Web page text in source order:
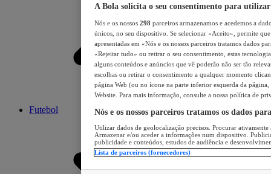
Futebol
A Bola solicita o seu consentimento para utilizar
Nós e os nossos 298 parceiros armazenamos e acedemos a
únicos, no seu dispositivo. Se selecionar «Aceito», permite
apresentadas em «Nós e os nossos parceiros tratamos dados
«Rejeitar tudo» ou retirar o seu consentimento, estas
alguns conteúdos e anúncios que vê poderão não ser tão
escolhas ou retirar o consentimento a qualquer momento
página Web (ou no ícone na parte inferior esquerda da página,
Website. Para mais informação, consulte a nossa política de
Nós e os nossos parceiros tratamos os dados
Utilizar dados de geolocalização precisos. Procurar
Armazenar e/ou aceder a informações num dispositivo.
publicidade e conteúdos, estudos de audiência e
Lista de parceiros (fornecedores)